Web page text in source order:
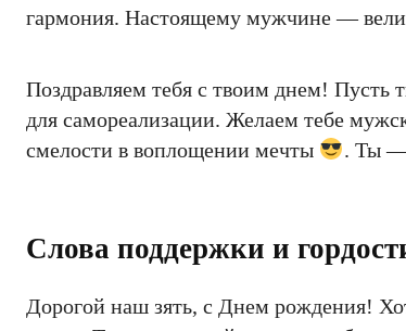
гармония. Настоящему мужчине —
Поздравляем тебя с твоим днем!
для самореализации. Желаем тебе
смелости в воплощении мечты
. Ты —
Слова поддержки и
Дорогой наш зять, с Днем рождения!